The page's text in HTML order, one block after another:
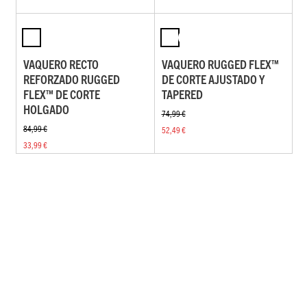
VAQUERO RECTO
REFORZADO RUGGED
FLEX™ DE CORTE
HOLGADO
84,99 €
33,99 €
VAQUERO RUGGED FLEX™
DE CORTE AJUSTADO Y
TAPERED
74,99 €
52,49 €